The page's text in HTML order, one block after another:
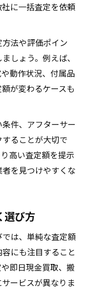
社に一括査定を依頼
法や評価ポイン
しょう。例えば、
動作状況、付属品
が変わるケースも
件、アフターサー
ることが大切で
高い査定額を提示
を見つけやすくな
選び方
は、単純な査定額
にも注目すること
即日現金買取、搬
ービスが異なりま